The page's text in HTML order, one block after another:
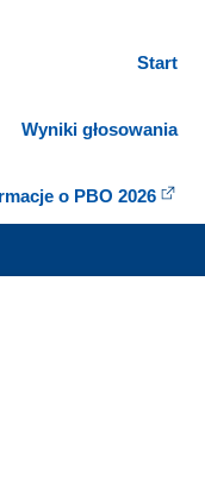
Start
Wyniki głosowania
o PBO 2026